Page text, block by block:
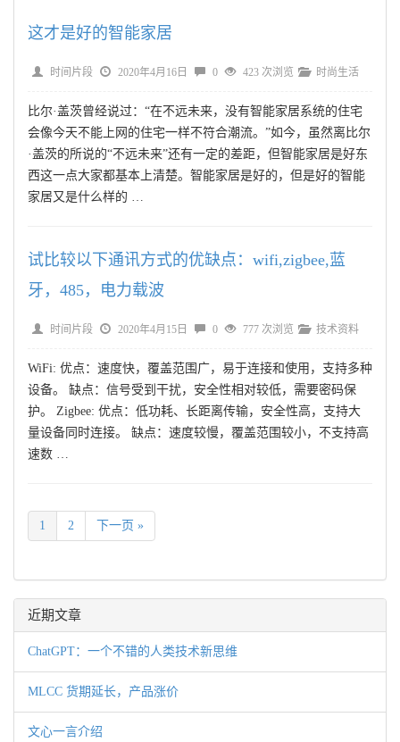
这才是好的智能家居
时间片段 2020年4月16日 0 423 次浏览 时尚生活
比尔·盖茨曾经说过：“在不远未来，没有智能家居系统的住宅
会像今天不能上网的住宅一样不符合潮流。”如今，虽然离比尔
·盖茨的所说的“不远未来”还有一定的差距，但智能家居是好东
西这一点大家都基本上清楚。智能家居是好的，但是好的智能
家居又是什么样的 …
试比较以下通讯方式的优缺点：wifi,zigbee,蓝
牙，485，电力载波
时间片段 2020年4月15日 0 777 次浏览 技术资料
WiFi: 优点：速度快，覆盖范围广，易于连接和使用，支持多种
设备。 缺点：信号受到干扰，安全性相对较低，需要密码保
护。 Zigbee: 优点：低功耗、长距离传输，安全性高，支持大
量设备同时连接。 缺点：速度较慢，覆盖范围较小，不支持高
速数 …
1 2 下一页 »
近期文章
ChatGPT：一个不错的人类技术新思维
MLCC 货期延长，产品涨价
文心一言介绍